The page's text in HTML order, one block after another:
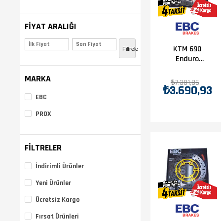
FIYAT ARALIĞI
Filtrele ₺3.690,00 - ₺12.136,00
MARKA
EBC
PROX
FILTRELER
İndirimli Ürünler
Yeni Ürünler
Ücretsiz Kargo
Fırsat Ürünleri
KTM 690
Enduro
KTM 990
Adventure
2006-2012
₺3.690,93
₺7.381,86